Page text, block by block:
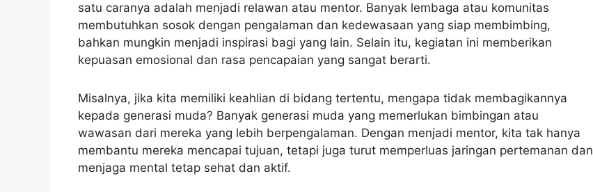
satu caranya adalah menjadi relawan atau mentor. Banyak lembaga atau komunitas
membutuhkan sosok dengan pengalaman dan kedewasaan yang siap membimbing,
bahkan mungkin menjadi inspirasi bagi yang lain. Selain itu, kegiatan ini memberikan
kepuasan emosional dan rasa pencapaian yang sangat berarti.
Misalnya, jika kita memiliki keahlian di bidang tertentu, mengapa tidak membagikannya
kepada generasi muda? Banyak generasi muda yang memerlukan bimbingan atau
wawasan dari mereka yang lebih berpengalaman. Dengan menjadi mentor, kita tak hanya
membantu mereka mencapai tujuan, tetapi juga turut memperluas jaringan pertemanan dan
menjaga mental tetap sehat dan aktif.